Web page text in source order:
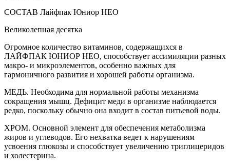
СОСТАВ Лайфпак Юниор НЕО
Великолепная десятка
Огромное количество витаминов, содержащихся в
ЛАЙФПАК ЮНИОР НЕО, способствует ассимиляции разных
макро- и микроэлементов, особенно важных для
гармоничного развития и хорошей работы организма.
МЕДЬ. Необходима для нормальной работы механизма
сокращения мышц. Дефицит меди в организме наблюдается
редко, поскольку обычно она входит в состав питьевой воды.
ХРОМ. Основной элемент для обеспечения метаболизма
жиров и углеводов. Его нехватка ведет к нарушениям
усвоения глюкозы и способствует увеличению триглицеридов
и холестерина.